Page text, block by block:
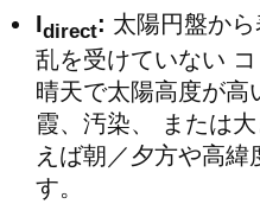
Idirect: 太陽円盤か
乱を受けていない コ
晴天で太陽高度が高
霞、汚染、 または
えば朝／夕方や高緯
す。